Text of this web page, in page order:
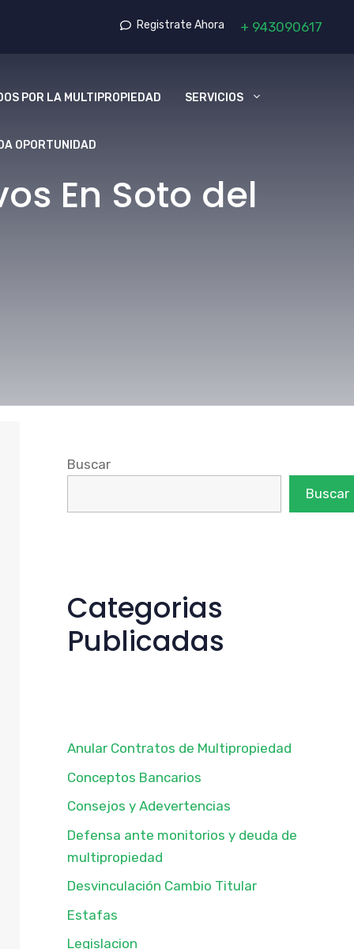
Registrate Ahora + 943090617
POR LA MULTIPROPIEDAD SERVICIOS
OPORTUNIDAD
En Soto del
Buscar
Buscar
Categorias
Publicadas
Anular Contratos de Multipropiedad
Conceptos Bancarios
Consejos y Adevertencias
Defensa ante monitorios y deuda de
multipropiedad
Desvinculación Cambio Titular
Estafas
Legislacion